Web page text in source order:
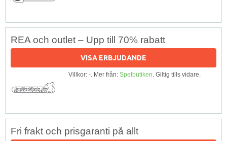
REA och outlet – Upp till 70% rabatt
VISA ERBJUDANDE
Villkor: -. Mer från: Spelbutiken. Giltig tills vidare.
Fri frakt och prisgaranti på allt